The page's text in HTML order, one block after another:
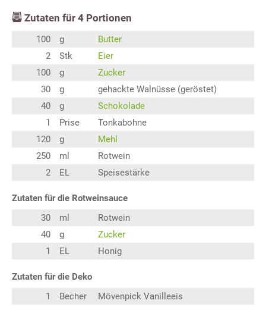
Zutaten für 4 Portionen
100 g
Butter
2
Stk
Eier
100
g
Zucker
30
g
gehackte Walnüsse (geröstet)
40
g
Schokolade
1
Prise
Tonkabohne
120
g
Mehl
250
ml
Rotwein
2
EL Speisestärke
Zutaten für die Rotweinsauce
30
ml
Rotwein
40
g
Zucker
1
EL Honig
Zutaten für die Deko
1
Becher Mövenpick Vanilleeis